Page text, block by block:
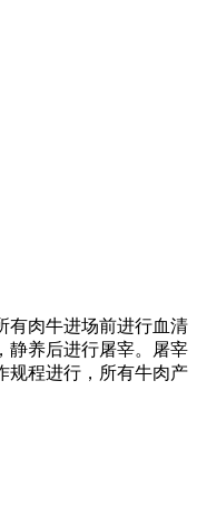
有肉牛进场前进行血清
静养后进行屠宰。屠宰
规程进行，所有牛肉产